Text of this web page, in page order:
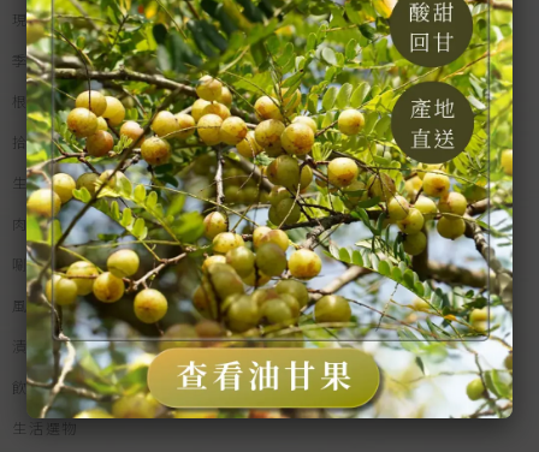
現貨專區
季節水果
根莖蔬菜
拾間米食
生鮮漁產
肉類食品
唰嘴零食
風味佐料
漬物乾貨
飲品沖調
生活選物